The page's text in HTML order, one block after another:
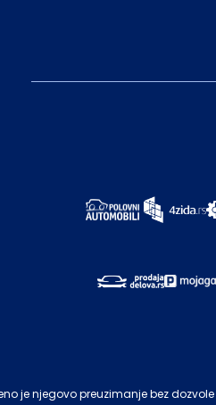
je njegovo preuzimanje bez dozvole